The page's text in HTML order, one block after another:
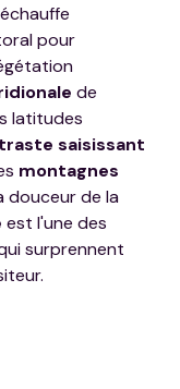
pour
de
latitudes
saisissant
montagnes
douceur de la
est l'une des
surprennent